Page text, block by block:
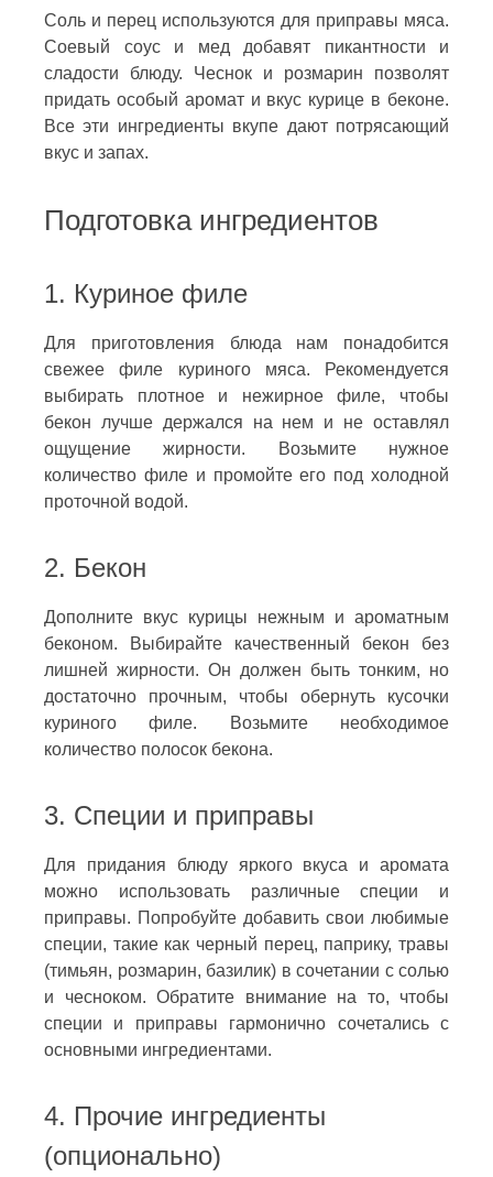
Соль и перец используются для приправы мяса.
Соевый соус и мед добавят пикантности и
сладости блюду. Чеснок и розмарин позволят
придать особый аромат и вкус курице в беконе.
Все эти ингредиенты вкупе дают потрясающий
вкус и запах.
Подготовка ингредиентов
1. Куриное филе
Для приготовления блюда нам понадобится
свежее филе куриного мяса. Рекомендуется
выбирать плотное и нежирное филе, чтобы
бекон лучше держался на нем и не оставлял
ощущение жирности. Возьмите нужное
количество филе и промойте его под холодной
проточной водой.
2. Бекон
Дополните вкус курицы нежным и ароматным
беконом. Выбирайте качественный бекон без
лишней жирности. Он должен быть тонким, но
достаточно прочным, чтобы обернуть кусочки
куриного филе. Возьмите необходимое
количество полосок бекона.
3. Специи и приправы
Для придания блюду яркого вкуса и аромата
можно использовать различные специи и
приправы. Попробуйте добавить свои любимые
специи, такие как черный перец, паприку, травы
(тимьян, розмарин, базилик) в сочетании с солью
и чесноком. Обратите внимание на то, чтобы
специи и приправы гармонично сочетались с
основными ингредиентами.
4. Прочие ингредиенты
(опционально)